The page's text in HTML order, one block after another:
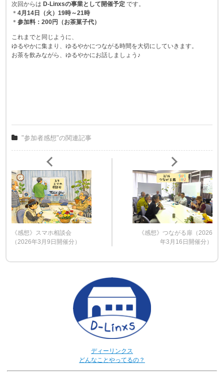
次回からは D-Linxsの事業として開催予定 です。
＊4月14日（火）19時～21時
＊参加料：200円（お茶菓子代）
これまでと同じように、
ゆるやかに集まり、ゆるやかにつながる時間を大切にしていきます。
お茶を飲みながら、ゆるやかにお話しましょう♪
"参加者感想"の関連記事
《感想》スマホ相談会
（2026年3月9日開催分）
《感想》つながる扉（2026
年3月16日開催分）
ディーリンクス
どんなことやってるの？